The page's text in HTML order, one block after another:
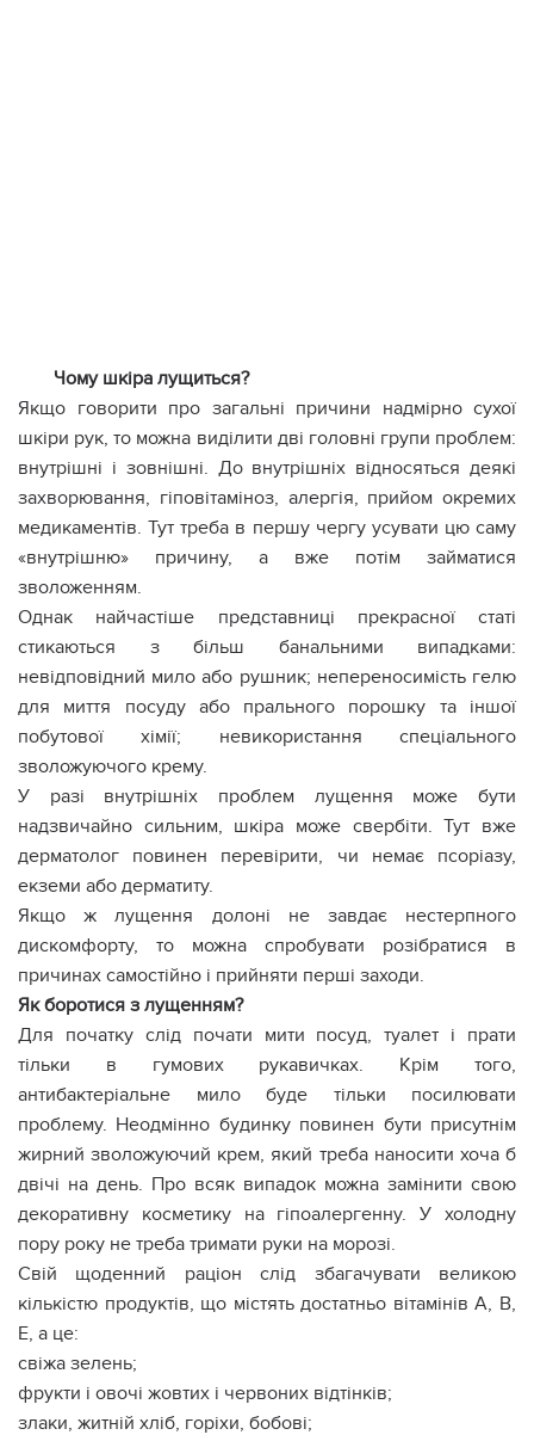
Чому шкіра лущиться?
Якщо говорити про загальні причини надмірно сухої
шкіри рук, то можна виділити дві головні групи проблем:
внутрішні і зовнішні. До внутрішніх відносяться деякі
захворювання, гіповітаміноз, алергія, прийом окремих
медикаментів. Тут треба в першу чергу усувати цю саму
«внутрішню» причину, а вже потім займатися
зволоженням.
Однак найчастіше представниці прекрасної статі
стикаються з більш банальними випадками:
невідповідний мило або рушник; непереносимість гелю
для миття посуду або прального порошку та іншої
побутової хімії; невикористання спеціального
зволожуючого крему.
У разі внутрішніх проблем лущення може бути
надзвичайно сильним, шкіра може свербіти. Тут вже
дерматолог повинен перевірити, чи немає псоріазу,
екземи або дерматиту.
Якщо ж лущення долоні не завдає нестерпного
дискомфорту, то можна спробувати розібратися в
причинах самостійно і прийняти перші заходи.
Як боротися з лущенням?
Для початку слід почати мити посуд, туалет і прати
тільки в гумових рукавичках. Крім того,
антибактеріальне мило буде тільки посилювати
проблему. Неодмінно будинку повинен бути присутнім
жирний зволожуючий крем, який треба наносити хоча б
двічі на день. Про всяк випадок можна замінити свою
декоративну косметику на гіпоалергенну. У холодну
пору року не треба тримати руки на морозі.
Свій щоденний раціон слід збагачувати великою
кількістю продуктів, що містять достатньо вітамінів А, В,
Е, а це:
свіжа зелень;
фрукти і овочі жовтих і червоних відтінків;
злаки, житній хліб, горіхи, бобові;